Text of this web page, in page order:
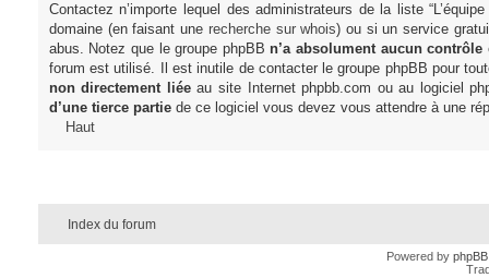
Contactez n’importe lequel des administrateurs de la liste
domaine (en faisant une recherche sur whois) ou si un service
abus. Notez que le groupe phpBB n’a absolument aucun contrôle
forum est utilisé. Il est inutile de contacter le groupe phpBB pour
non directement liéeau site Internet phpbb.com ou au logiciel
d’une tierce partiede ce logiciel vous devez vous attendre à une
Haut
Index du forum
Powered by phpBB